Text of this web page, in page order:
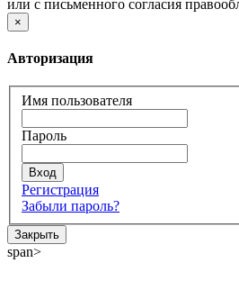
или с письменного согласия
×
Авторизация
Имя пользователя
Пароль
Регистрация
Забыли пароль?
Закрыть
span>